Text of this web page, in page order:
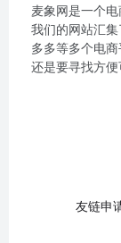
麦象网是一个
我们的网站汇
多多等多个电
还是要寻找方
友链申